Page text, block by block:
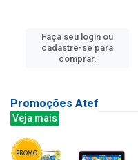
Faça seu login ou
cadastre-se para
comprar.
Promoções Atef
Veja mais